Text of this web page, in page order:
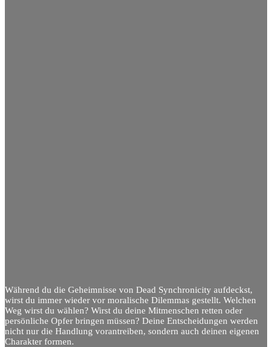
Während du die Geheimnisse von Dead Synchronicity aufdeckst,
wirst du immer wieder vor moralische Dilemmas gestellt. Welchen
Weg wirst du wählen? Wirst du deine Mitmenschen retten oder
persönliche Opfer bringen müssen? Deine Entscheidungen werden
nicht nur die Handlung vorantreiben, sondern auch deinen eigenen
Charakter formen.